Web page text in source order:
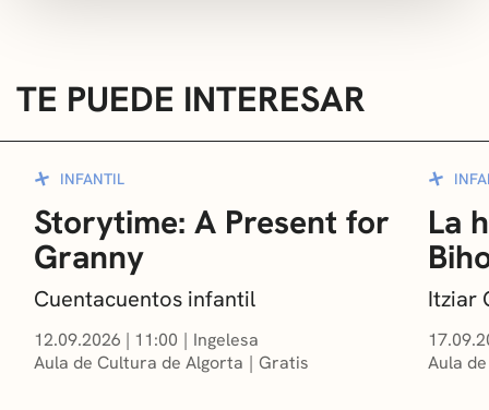
TE PUEDE INTERESAR
INFANTIL
Storytime: A Present for
Granny
Cuentacuentos infantil
12.09.2026 | 11:00
Ingelesa
Aula de Cultura de Algorta
Gratis
La
Itziar
Aula